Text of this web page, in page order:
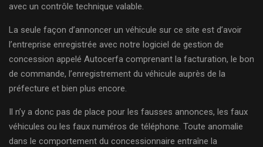
avec un contrôle technique valable.
La seule façon d’annoncer un véhicule sur ce site est d’avoir
l’entreprise enregistrée avec notre logiciel de gestion de
concession appelé Autocerfa comprenant la facturation, le bon
de commande, l’enregistrement du véhicule auprès de la
préfecture et bien plus encore.
Il n’y a donc pas de place pour les fausses annonces, les faux
véhicules ou les faux numéros de téléphone. Toute anomalie
dans le comportement du concessionnaire entraîne la